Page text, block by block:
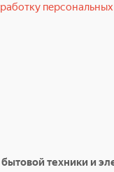
техники и